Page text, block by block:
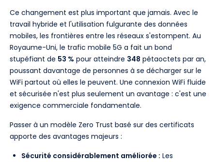
Ce changement est plus important que jamais. Avec le
travail hybride et l'utilisation fulgurante des données
mobiles, les frontières entre les réseaux s'estompent. Au
Royaume-Uni, le trafic mobile 5G a fait un bond
stupéfiant de 53 % pour atteindre 348 pétaoctets par an,
poussant davantage de personnes à se décharger sur le
WiFi partout où elles le peuvent. Une connexion WiFi fluide
et sécurisée n'est plus seulement un avantage : c'est une
exigence commerciale fondamentale.
Passer à un modèle Zero Trust basé sur des certificats
apporte des avantages majeurs :
Sécurité considérablement améliorée : Les